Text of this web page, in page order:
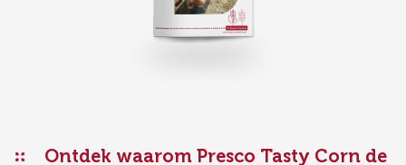
ingrediënten
Ontdek waarom Presco Tasty Corn de